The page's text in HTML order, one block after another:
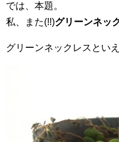
では、本題。
私、また(!!)グリーンネッ
グリーンネックレスとい